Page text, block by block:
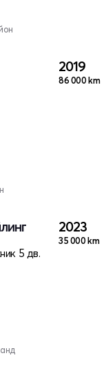
2019
86 000 km
5 дв.
2023
35 000 km